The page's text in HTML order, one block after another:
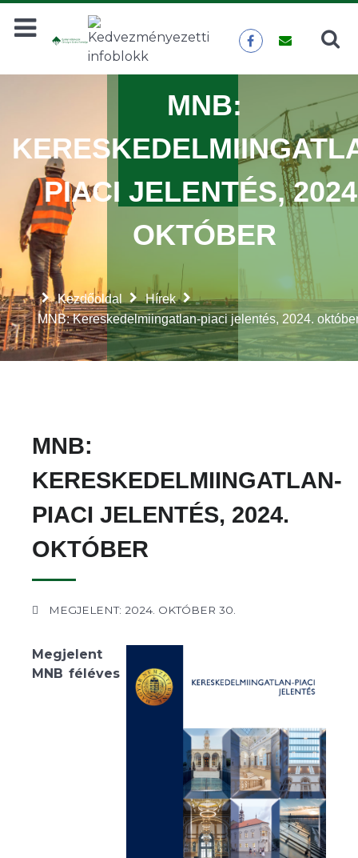
Keresés KERESÉS
Kezdőoldal
Hírek
MNB: Kereskedelmiingatlan-piaci jelentés, 2024.
MNB:
PIACI JELENTÉS,
OKTÓBER
MNB:
KERESKEDELMIINGATLAN-
PIACI JELENTÉS, 2024.
OKTÓBER
MEGJELENT: 2024. OKTÓBER 30.
Megjelent
MNB féléves